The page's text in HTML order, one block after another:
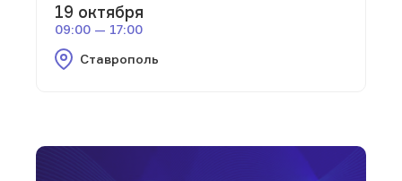
19 октября
09:00 — 17:00
Ставрополь